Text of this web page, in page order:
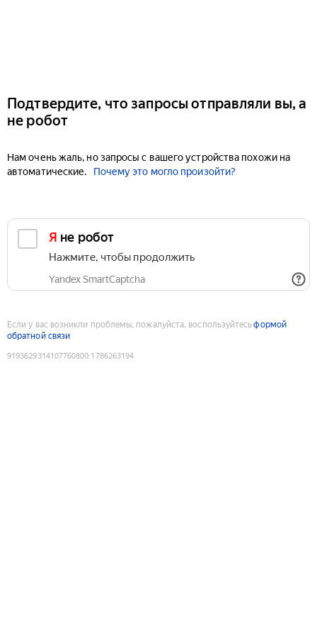
Подтвердите, что запросы отправляли вы, а
не робот
Нам очень жаль, но запросы с вашего устройства похожи на
автоматические.
Почему это могло произойти?
Я не робот
Нажмите, чтобы продолжить
Yandex SmartCaptcha
Если у вас возникли проблемы, пожалуйста, воспользуйтесьформой
обратной связи
9193629314107760800:1786263194